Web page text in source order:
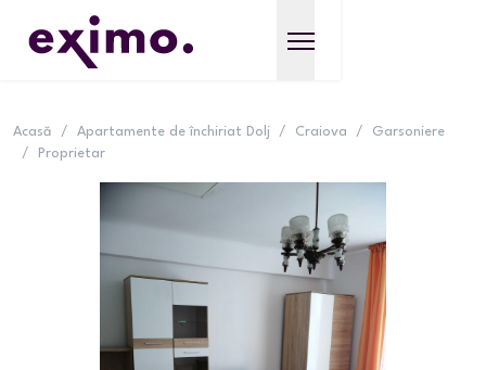
Acasă / Apartamente de închiriat Dolj / Craiova /
Garsoniere
/
Proprietar